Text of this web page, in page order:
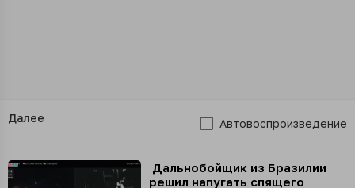
Далее Автовоспроизведение
⁣ Дальнобойщик из Бразилии
решил напугать спящего